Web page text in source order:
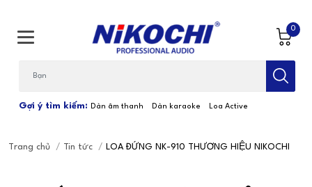
Gợi ý tìm kiếm: Dàn âm thanh Dàn karaoke Loa Active
0
Trang chủ / Tin tức / LOA ĐỨNG NK-910 THƯƠNG HIỆU NIKOCHI